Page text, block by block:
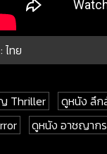
ไทย
Thriller ดูหนัง ลึก
ดูหนัง อาชญาก